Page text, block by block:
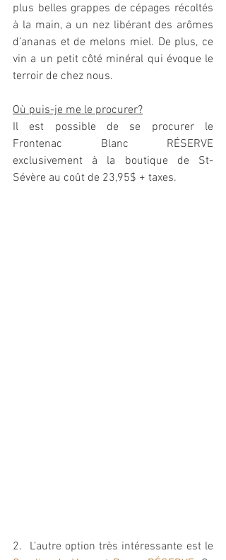
plus belles grappes de cépages récoltés
à la main, a un nez libérant des arômes
d’ananas et de melons miel. De plus, ce
vin a un petit côté minéral qui évoque le
terroir de chez nous.
Où puis-je me le procurer?
Il est possible de se procurer le
Frontenac Blanc RÉSERVE
exclusivement à la boutique de St-
Sévère au coût de 23,95$ + taxes.